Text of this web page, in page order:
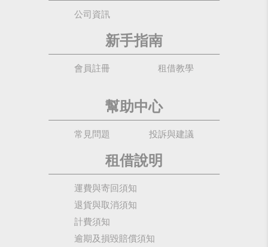
公司資訊
新手指南
會員註冊 租借教學
幫助中心
常見問題 投訴與建議
租借說明
運費與寄回須知
退貨與取消須知
計費須知
逾期及損毀賠償須知